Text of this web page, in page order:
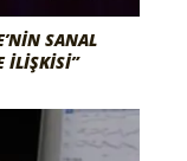
SANAL
İLIŞKISI”